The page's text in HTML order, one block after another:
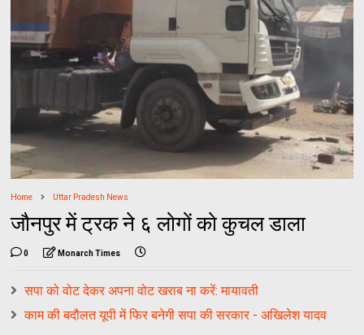
Home Uttar Pradesh News
जौनपुर में ट्रक ने ६ लोगों को कुचल डाला
0 Monarch Times
सपा को वोट देकर अपना वोट खराब ना करें: मायावती
काम की बदौलत यूपी में फिर बनेगी सपा की सरकार - अखिलेश यादव